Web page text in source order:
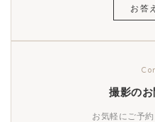
お答
撮影の
お気軽にご予